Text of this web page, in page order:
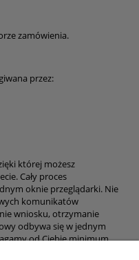
zamówienia.
przez:
której możesz
Cały proces
oknie przeglądarki. Nie
komunikatów
wniosku, otrzymanie
odbywa się w jednym
od Ciebie minimum